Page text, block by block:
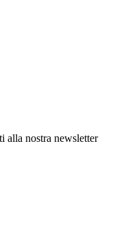
alla nostra newsletter